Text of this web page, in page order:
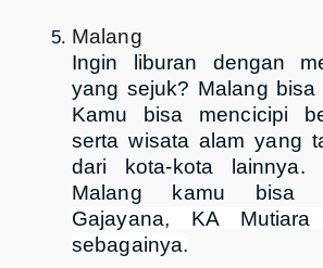
Malang
Ingin liburan dengan
yang sejuk? Malang bisa
Kamu bisa mencicipi
serta wisata alam yang
dari kota-kota lainnya.
Malang kamu bisa
Gajayana, KA
sebagainya.